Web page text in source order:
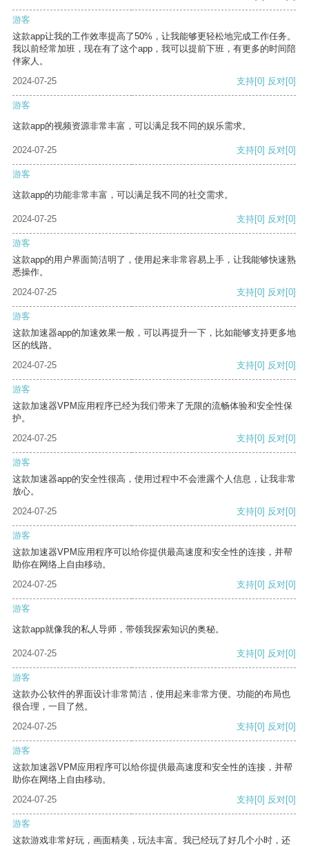
游客
这款app让我的工作效率提高了50%，让我能够更轻松地完成工作任务。
我以前经常加班，现在有了这个app，我可以提前下班，有更多的时间陪
伴家人。
2024-07-25
支持[0] 反对[0]
游客
这款app的视频资源非常丰富，可以满足我不同的娱乐需求。
2024-07-25 支持[0] 反对[0]
游客
这款app的功能非常丰富，可以满足我不同的社交需求。
2024-07-25 支持[0] 反对[0]
游客
这款app的用户界面简洁明了，使用起来非常容易上手，让我能够快速熟
悉操作。
2024-07-25
支持[0] 反对[0]
游客
这款加速器app的加速效果一般，可以再提升一下，比如能够支持更多地
区的线路。
2024-07-25
支持[0] 反对[0]
游客
这款加速器VPM应用程序已经为我们带来了无限的流畅体验和安全性保
护。
2024-07-25
支持[0] 反对[0]
游客
这款加速器app的安全性很高，使用过程中不会泄露个人信息，让我非常
放心。
2024-07-25
支持[0] 反对[0]
游客
这款加速器VPM应用程序可以给你提供最高速度和安全性的连接，并帮
助你在网络上自由移动。
2024-07-25
支持[0] 反对[0]
游客
这款app就像我的私人导师，带领我探索知识的奥秘。
2024-07-25 支持[0] 反对[0]
游客
这款办公软件的界面设计非常简洁，使用起来非常方便。功能的布局也
很合理，一目了然。
2024-07-25
支持[0] 反对[0]
游客
这款加速器VPM应用程序可以给你提供最高速度和安全性的连接，并帮
助你在网络上自由移动。
2024-07-25
支持[0] 反对[0]
游客
这款游戏非常好玩，画面精美，玩法丰富。我已经玩了好几个小时，还